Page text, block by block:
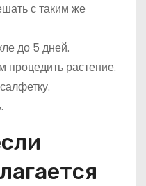
с таким же
до 5 дней.
процедить растение.